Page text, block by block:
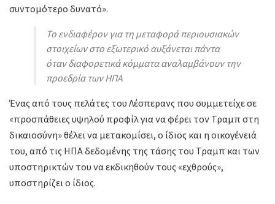
συντομότερο δυνατό».
Το ενδιαφέρον για τη μεταφορά περιουσιακών
στοιχείων στο εξωτερικό αυξάνεται πάντα
όταν διαφορετικά κόμματα αναλαμβάνουν την
προεδρία των ΗΠΑ
Ένας από τους πελάτες του Λέσπερανς που συμμετείχε σε
«προσπάθειες υψηλού προφίλ για να φέρει τον Τραμπ στη
δικαιοσύνη» θέλει να μετακομίσει, ο ίδιος και η οικογένειά
του, από τις ΗΠΑ δεδομένης της τάσης του Τραμπ και των
υποστηρικτών του να εκδικηθούν τους «εχθρούς»,
υποστηρίζει ο ίδιος.